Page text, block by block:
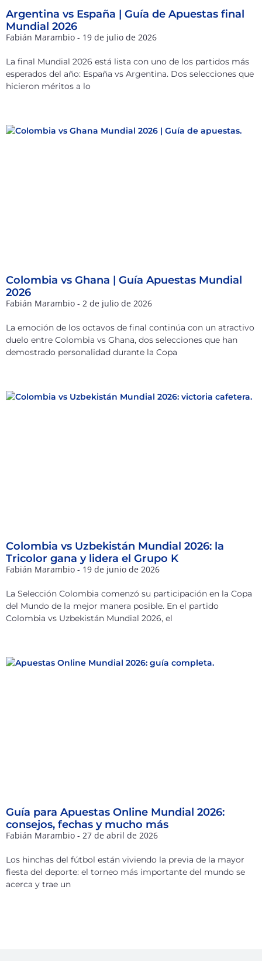
Argentina vs España | Guía de Apuestas final
Mundial 2026
Fabián Marambio 19 de julio de 2026
La final Mundial 2026 está lista con uno de los partidos más
esperados del año: España vs Argentina. Dos selecciones que
hicieron méritos a lo
Colombia vs Ghana | Guía Apuestas Mundial
2026
Fabián Marambio 2 de julio de 2026
La emoción de los octavos de final continúa con un atractivo
duelo entre Colombia vs Ghana, dos selecciones que han
demostrado personalidad durante la Copa
Colombia vs Uzbekistán Mundial 2026: la
Tricolor gana y lidera el Grupo K
Fabián Marambio 19 de junio de 2026
La Selección Colombia comenzó su participación en la Copa
del Mundo de la mejor manera posible. En el partido
Colombia vs Uzbekistán Mundial 2026, el
Guía para Apuestas Online Mundial 2026:
consejos, fechas y mucho más
Fabián Marambio 27 de abril de 2026
Los hinchas del fútbol están viviendo la previa de la mayor
fiesta del deporte: el torneo más importante del mundo se
acerca y trae un